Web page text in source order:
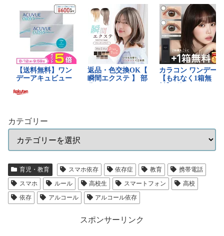
カテゴリー
育児・教育 スマホ依存 依存症 教育
携帯電話
スマホ
ルール 高校生 スマートフォン
高校
依存
アルコール アルコール依存
スポンサーリンク